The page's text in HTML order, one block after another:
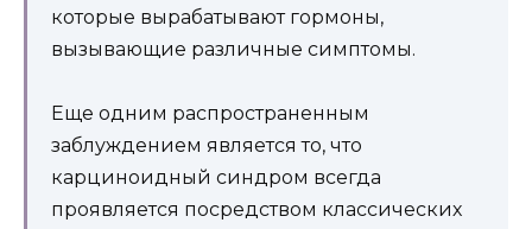
которые вырабатывают гормоны,
вызывающие различные симптомы.
Еще одним распространенным
заблуждением является то, что
карциноидный синдром всегда
проявляется посредством классических